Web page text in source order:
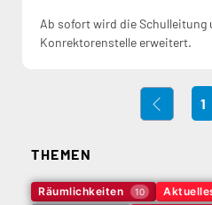
Ab sofort wird die Schulleitung
Konrektorenstelle erweitert.
1
THEMEN
Räumlichkeiten 10